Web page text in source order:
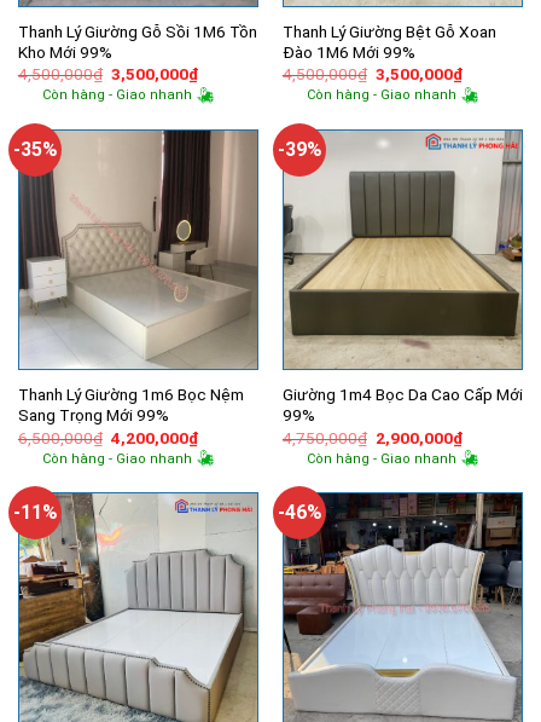
Thanh Lý Giường Gỗ Sồi 1M6 Tồn
Kho Mới 99%
4,500,000₫ Giá
gốc
là:
3,500,000₫Giá
hiện
tại
3,500,000₫.
Còn hàng - Giao nhanh
Thanh Lý Giường Bệt Gỗ Xoan
Đào 1M6 Mới 99%
4,500,000₫ Giá
gốc
là:
3,500,000₫Giá
hiện
tại
Còn hàng - Giao nhanh
-35%
Thanh Lý Giường 1m6 Bọc Nệm
Sang Trọng Mới 99%
6,500,000₫ Giá
gốc
là:
4,200,000₫Giá
hiện
tại
4,200,000₫.
Còn hàng - Giao nhanh
-39%
Giường 1m4 Bọc Da Cao Cấp Mới
99%
4,750,000₫ Giá
gốc
là:
2,900,000₫Giá
hiện
tại
Còn hàng - Giao nhanh
-11% -46%